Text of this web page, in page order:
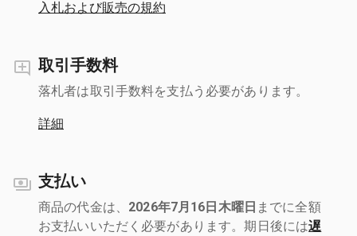
入札および販売の規約
取引手数料
落札者は取引手数料を支払う必要があります。
詳細
支払い
商品の代金は、 2026年7月16日木曜日 までに全額
お支払いいただく必要があります。期日後には遅